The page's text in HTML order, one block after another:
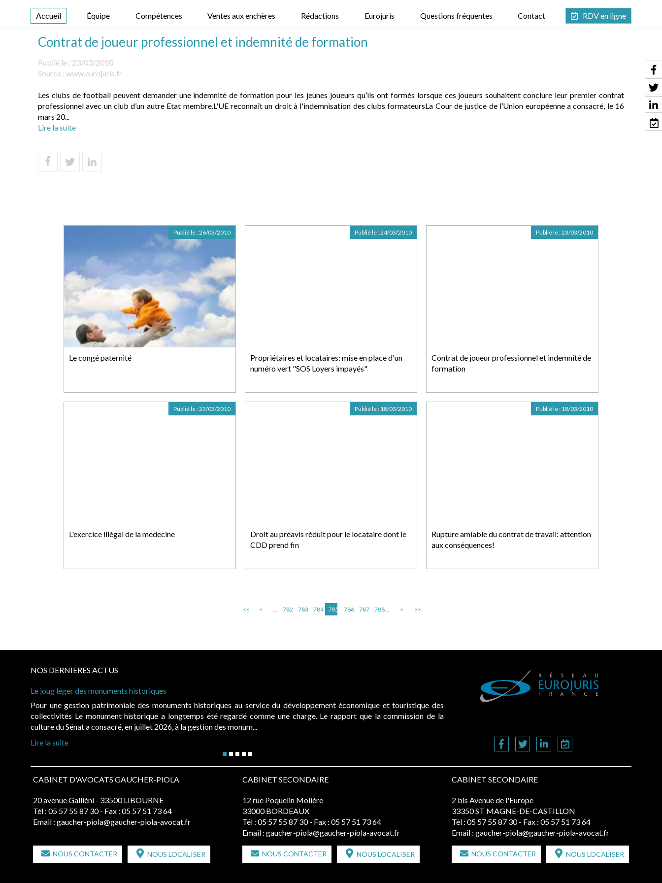
Accueil Équipe Compétences Ventes aux enchères Rédactions Eurojuris Questions fréquentes Contact RDV en ligne
Contrat de joueur professionnel et indemnité de formation
Publié le : 23/03/2010
Source : www.eurojuris.fr
Les clubs de football peuvent demander une indemnité de formation pour les jeunes joueurs qu’ils ont formés lorsque ces joueurs souhaitent conclure leur premier contrat
professionnel avec un club d’un autre Etat membre.L'UE reconnaît un droit à l'indemnisation des clubs formateursLa Cour de justice de l’Union européenne a consacré, le 16
mars 20...
Lire la suite
Le congé paternité
Publié le :26/03/2010
Propriétaires et locataires: mise en place d'un
numéro vert "SOS Loyers impayés"
Publié le :24/03/2010
Contrat de joueur professionnel et indemnité de
formation
Publié le :23/03/2010
L'exercice illégal de la médecine
Publié le :23/03/2010
Droit au préavis réduit pour le locataire dont le
CDD prend fin
Publié le : 18/03/2010
Rupture amiable du contrat de travail: attention
aux conséquences!
Publié le : 18/03/2010
<< < ... 782 783 784 785 786 787 788... > >>
NOS DERNIERES ACTUS
Le joug léger des monuments historiques
Pour une gestion patrimoniale des monuments historiques au service du développement économique et touristique des
collectivités Le monument historique a longtemps été regardé comme une charge. Le rapport que la commission de la
culture du Sénat a consacré, en juillet 2026, à la gestion des monum...
Lire la suite
CABINET D'AVOCATS GAUCHER-PIOLA
20 avenue Galliéni - 33500 LIBOURNE
Tél : 05 57 55 87 30 - Fax : 05 57 51 73 64
Email : gaucher-piola@gaucher-piola-avocat.fr
NOUS CONTACTER NOUS LOCALISER
CABINET SECONDAIRE
12 rue Poquelin Molière
33000 BORDEAUX
Tél : 05 57 55 87 30 - Fax : 05 57 51 73 64
Email : gaucher-piola@gaucher-piola-avocat.fr
NOUS CONTACTER NOUS LOCALISER
CABINET SECONDAIRE
2 bis Avenue de l'Europe
33350 ST MAGNE-DE-CASTILLON
Tél : 05 57 55 87 30 - Fax : 05 57 51 73 64
Email : gaucher-piola@gaucher-piola-avocat.fr
NOUS CONTACTER NOUS LOCALISER